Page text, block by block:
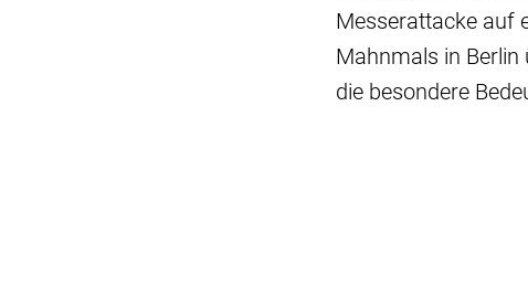
Messerattacke auf
Mahnmals in
die besondere